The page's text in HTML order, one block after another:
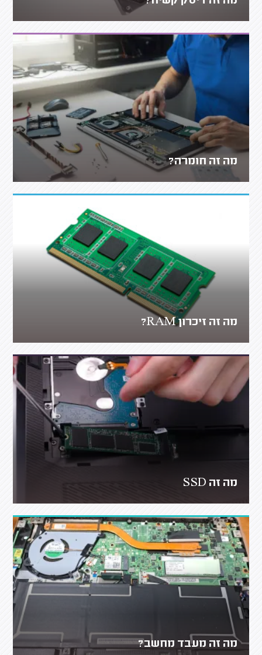
מה זה חומרה?
מה זה זיכרון RAM?
מה זה SSD
מה זה מעבד מחשב?